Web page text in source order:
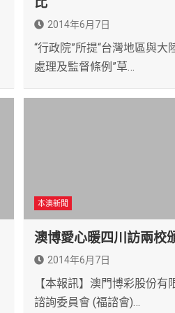
2014年6月7日
“行政院”所提“台灣地區與大
處理及監督條例”草…
本澳新聞
澳博愛心暖四川訪兩校
2014年6月7日
【本報訊】澳門博彩股份有
諮詢委員會 (福諮會)…